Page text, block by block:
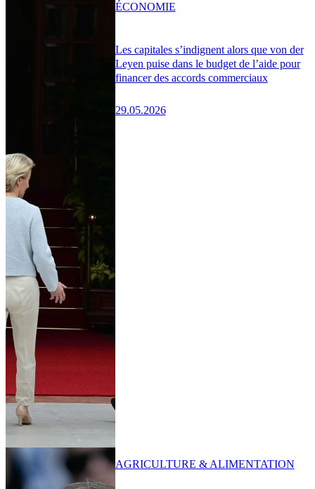
Les capitales s’indignent alors que von der
Leyen puise dans le budget de l’aide pour
financer des accords commerciaux
29.05.2026
ÉCONOMIE
AGRICULTURE & ALIMENTATION